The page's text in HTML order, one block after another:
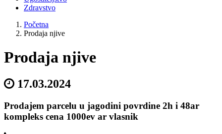
Zdravstvo
Početna
Prodaja njive
Prodaja njive
17.03.2024
Prodajem parcelu u jagodini povrdine 2h i 48ar
kompleks cena 1000ev ar vlasnik